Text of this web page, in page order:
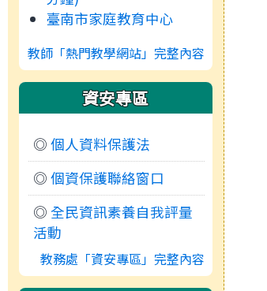
臺南市家庭教育中心
教師「熱門教學網站」完整內容
資安專區
◎ 個人資料保護法
◎ 個資保護聯絡窗口
◎ 全民資訊素養自我評量
活動
教務處「資安專區」完整內容